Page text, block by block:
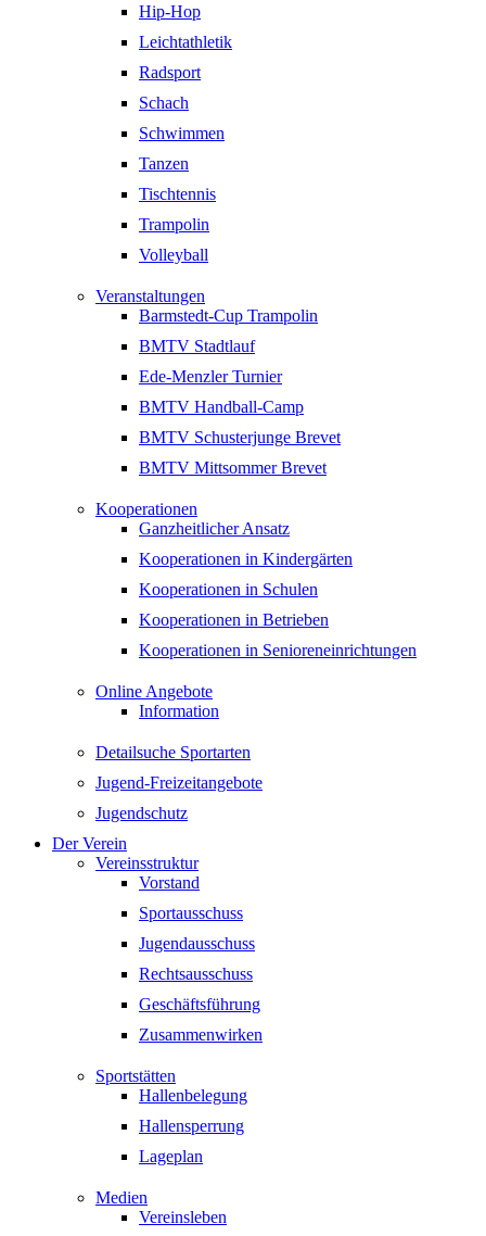
Hip-Hop
Leichtathletik
Radsport
Schach
Schwimmen
Tanzen
Tischtennis
Trampolin
Volleyball
Veranstaltungen
Barmstedt-Cup Trampolin
BMTV Stadtlauf
Ede-Menzler Turnier
BMTV Handball-Camp
BMTV Schusterjunge Brevet
BMTV Mittsommer Brevet
Kooperationen
Ganzheitlicher Ansatz
Kooperationen in Kindergärten
Kooperationen in Schulen
Kooperationen in Betrieben
Kooperationen in Senioreneinrichtungen
Online Angebote
Information
Detailsuche Sportarten
Jugend-Freizeitangebote
Jugendschutz
Der Verein
Vereinsstruktur
Vorstand
Sportausschuss
Jugendausschuss
Rechtsausschuss
Geschäftsführung
Zusammenwirken
Sportstätten
Hallenbelegung
Hallensperrung
Lageplan
Medien
Vereinsleben